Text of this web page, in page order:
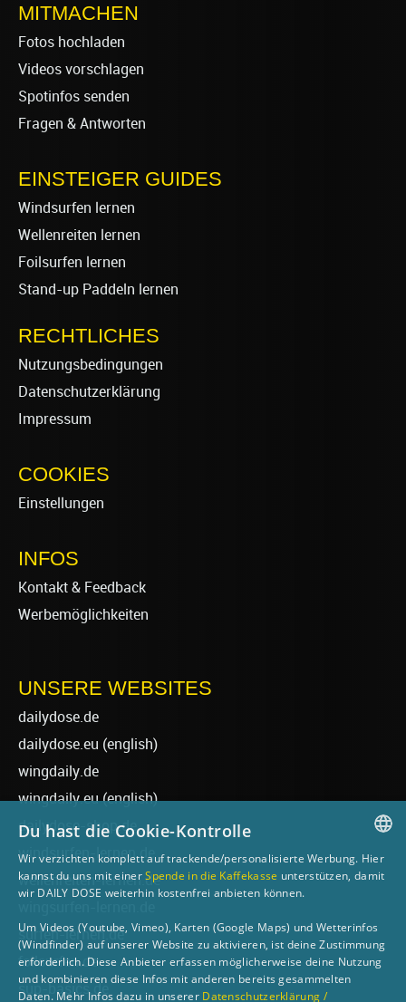
MITMACHEN
Fotos hochladen
Videos vorschlagen
Spotinfos senden
Fragen & Antworten
EINSTEIGER GUIDES
Windsurfen lernen
Wellenreiten lernen
Foilsurfen lernen
Stand-up Paddeln lernen
RECHTLICHES
Nutzungsbedingungen
Datenschutzerklärung
Impressum
COOKIES
Einstellungen
INFOS
Kontakt & Feedback
Werbemöglichkeiten
UNSERE WEBSITES
dailydose.de
dailydose.eu (english)
wingdaily.de
wingdaily.eu(english)
dailydose-shop.de
windsurfen-lernen.de
wellenreiten-lernen.de
surfen-lernen.de
foilsurfen.de
sup-basics.de
GERMAN
Du hast die Cookie-Kontrolle
Wir verzichten komplett auf trackende/personalisierte Werbung. Hier
kannst du uns mit einerSpende in die Kaffekasse unterstützen, damit
wir DAILY DOSE weiterhin kostenfrei anbieten können.
Um Videos (Youtube, Vimeo), Karten (Google Maps) und Wetterinfos
(Windfinder) auf unserer Website zu aktivieren, ist deine Zustimmung
erforderlich. Diese Anbieter erfassen möglicherweise deine Nutzung
und kombinieren diese Infos mit anderen bereits gesammelten
Daten. Mehr Infos dazu in unserer Datenschutzerklärung /